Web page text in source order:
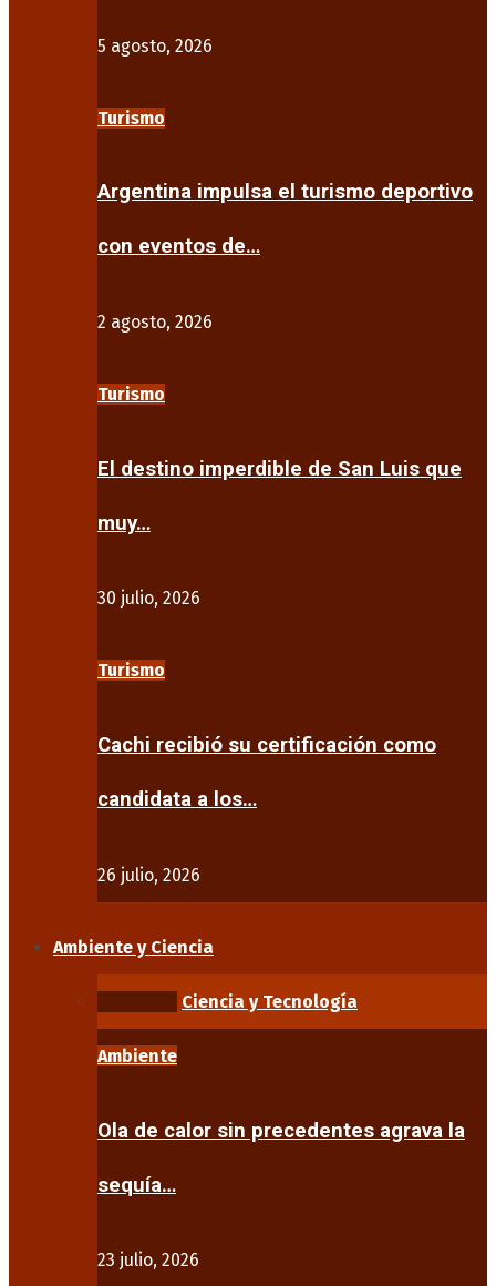
5 agosto, 2026
Turismo
Argentina impulsa el turismo deportivo
con eventos de…
2 agosto, 2026
Turismo
El destino imperdible de San Luis que
muy…
30 julio, 2026
Turismo
Cachi recibió su certificación como
candidata a los…
26 julio, 2026
Ambiente y Ciencia
Ciencia y Tecnología
Ambiente
Ola de calor sin precedentes agrava la
sequía…
23 julio, 2026